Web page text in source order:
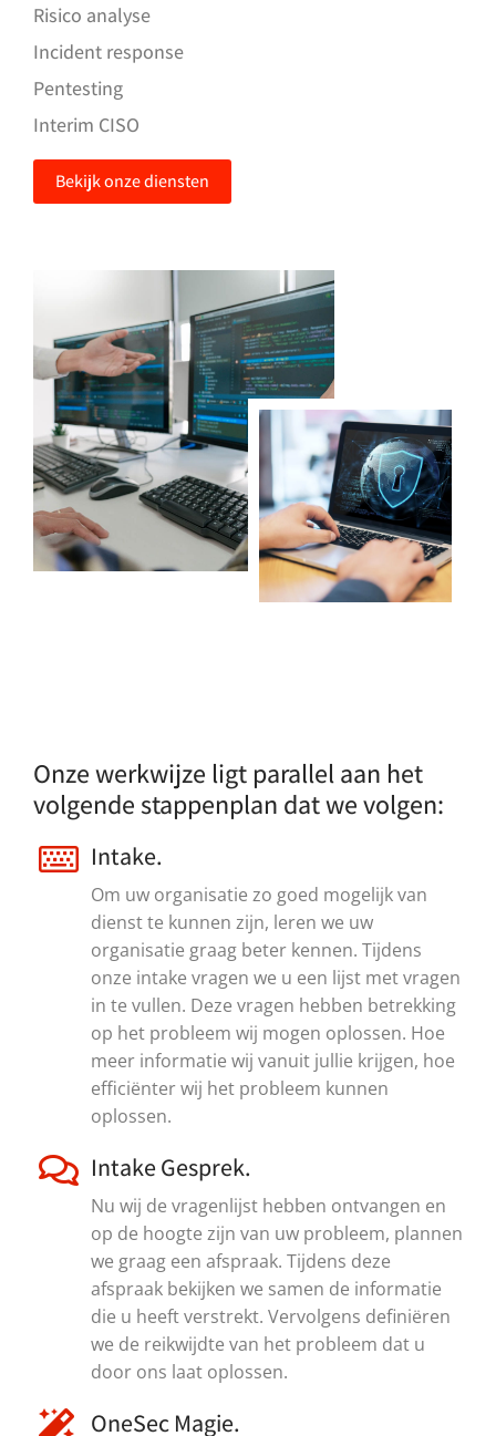
Risico analyse
Incident response
Pentesting
Interim CISO
Bekijk onze diensten
Onze werkwijze ligt parallel aan het
volgende stappenplan dat we volgen:
Intake.
Om uw organisatie zo goed mogelijk van
dienst te kunnen zijn, leren we uw
organisatie graag beter kennen. Tijdens
onze intake vragen we u een lijst met vragen
in te vullen. Deze vragen hebben betrekking
op het probleem wij mogen oplossen. Hoe
meer informatie wij vanuit jullie krijgen, hoe
efficiënter wij het probleem kunnen
oplossen.
Intake Gesprek.
Nu wij de vragenlijst hebben ontvangen en
op de hoogte zijn van uw probleem, plannen
we graag een afspraak. Tijdens deze
afspraak bekijken we samen de informatie
die u heeft verstrekt. Vervolgens definiëren
we de reikwijdte van het probleem dat u
door ons laat oplossen.
OneSec Magie.